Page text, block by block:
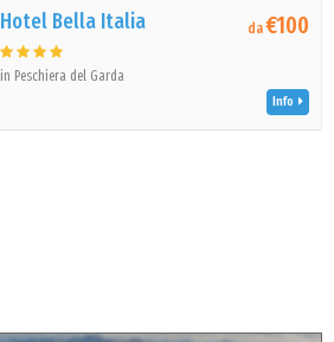
Hotel Bella Italia
in Peschiera del Garda
da€100
Info